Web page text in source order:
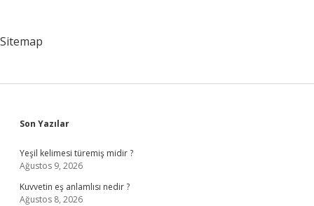
Sitemap
Sidebar
Son Yazılar
Yeşil kelimesi türemiş midir ?
Ağustos 9, 2026
Kuvvetin eş anlamlısı nedir ?
Ağustos 8, 2026